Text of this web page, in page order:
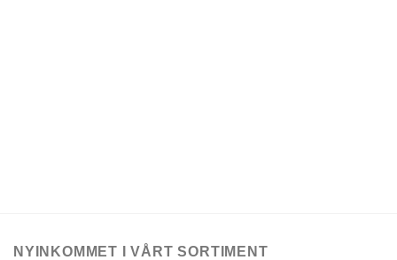
NYINKOMMET I VÅRT SORTIMENT